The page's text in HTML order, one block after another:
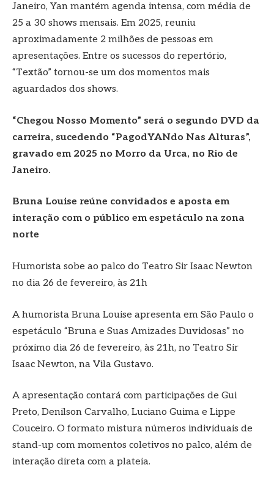
Janeiro, Yan mantém agenda intensa, com média de
25 a 30 shows mensais. Em 2025, reuniu
aproximadamente 2 milhões de pessoas em
apresentações. Entre os sucessos do repertório,
“Textão” tornou-se um dos momentos mais
aguardados dos shows.
“Chegou Nosso Momento” será o segundo DVD da
carreira, sucedendo “PagodYANdo Nas Alturas”,
gravado em 2025 no Morro da Urca, no Rio de
Janeiro.
Bruna Louise reúne convidados e aposta em
interação com o público em espetáculo na zona
norte
Humorista sobe ao palco do Teatro Sir Isaac Newton
no dia 26 de fevereiro, às 21h
A humorista Bruna Louise apresenta em São Paulo o
espetáculo “Bruna e Suas Amizades Duvidosas” no
próximo dia 26 de fevereiro, às 21h, no Teatro Sir
Isaac Newton, na Vila Gustavo.
A apresentação contará com participações de Gui
Preto, Denilson Carvalho, Luciano Guima e Lippe
Couceiro. O formato mistura números individuais de
stand-up com momentos coletivos no palco, além de
interação direta com a plateia.